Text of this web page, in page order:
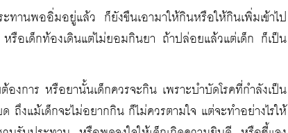
ทานพออิ่มอยู่แล้ว ก็ยังขืนเอามาให้กินหรือให้กินเพิ่มเข้าไป
รือเด็กท้องเดินแต่ไม่ยอมกินยา ถ้าปล่อยแล้วแต่เด็ก ก็เป็น
องการ หรือยานั้นเด็กควรจะกิน เพราะบำบัดโรคที่กำลังเป็น
ถึงแม้เด็กจะไม่อยากกิน ก็ไม่ควรตามใจ แต่จะทำอย่างไรให้